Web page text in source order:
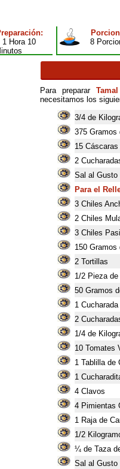
1 Hora 10
8
Para preparar
necesitamos los
3/4 de
375 Gramos
15 Cáscaras
2
Sal al Gusto
Para el
3 Chiles
2 Chiles
3 Chiles
150 Gramos
2 Tortillas
1/2 Pieza de
50 Gramos
1
2
1/4 de
10 Tomates
1 Tablilla de
1
4 Clavos
4 Pimientas
1 Raja de
1/2
¼ de Taza
Sal al Gusto